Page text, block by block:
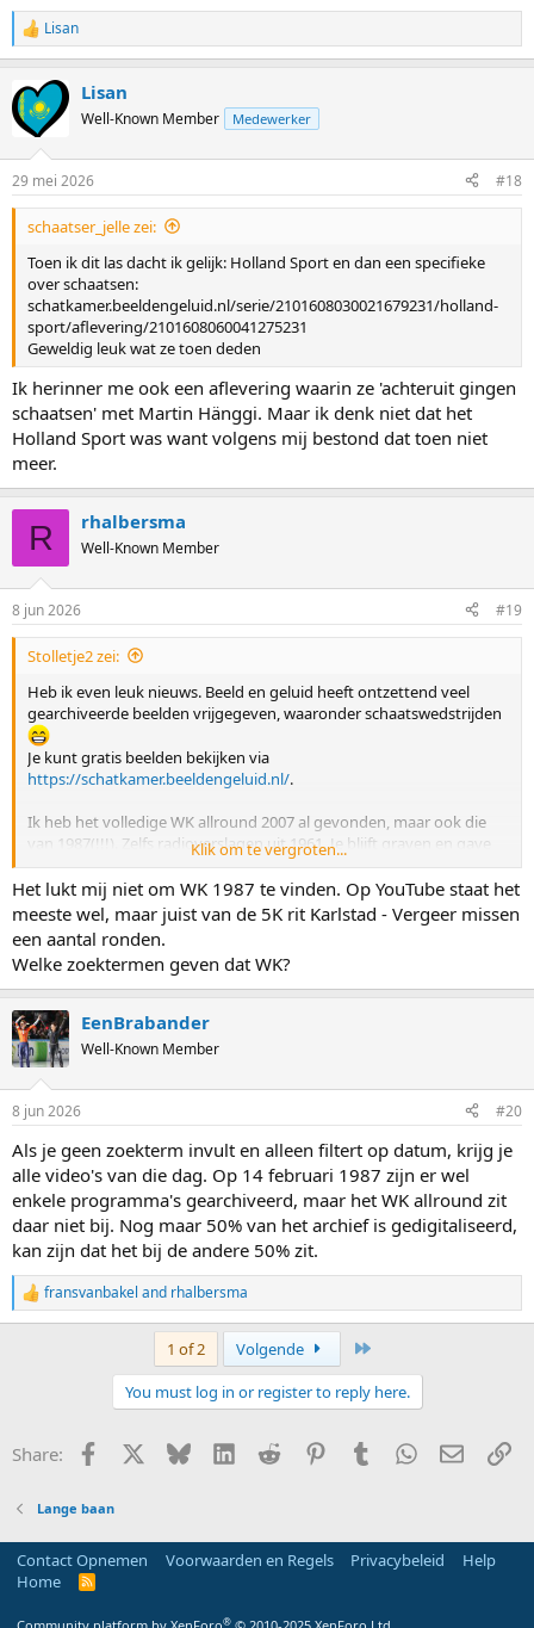
R
e
c
t
i
s
:
Lisan
Lisan
Well-Known Member Medewerker
29 mei 2026 #18
schaatser_jelle zei:
Toen ik dit las dacht ik gelijk: Holland Sport en dan een specifieke
over schaatsen:
schatkamer.beeldengeluid.nl/serie/2101608030021679231/holland-
sport/aflevering/2101608060041275231
Geweldig leuk wat ze toen deden
Ik herinner me ook een aflevering waarin ze 'achteruit gingen
schaatsen' met Martin Hänggi. Maar ik denk niet dat het
Holland Sport was want volgens mij bestond dat toen niet
meer.
R rhalbersma
Well-Known Member
8 jun 2026 #19
Stolletje2 zei:
Heb ik even leuk nieuws. Beeld en geluid heeft ontzettend veel
gearchiveerde beelden vrijgegeven, waaronder schaatswedstrijden
Je kunt gratis beelden bekijken via
https://schatkamer.beeldengeluid.nl/.
Ik heb het volledige WK allround 2007 al gevonden, maar ook die
van 1987(!!!). Zelfs radioverslagen uit 1961. Je blijft graven en gave
dingen vinden. Je kunt voor nu nog niet downloaden, maar
waarschijnlijk kan dat op termijn wel.
Holland sport 2005 met Kramer en Wust
Klik om te vergroten...
Het lukt mij niet om WK 1987 te vinden. Op YouTube staat het
meeste wel, maar juist van de 5K rit Karlstad - Vergeer missen
een aantal ronden.
Welke zoektermen geven dat WK?
EenBrabander
Well-Known Member
8 jun 2026 #20
Als je geen zoekterm invult en alleen filtert op datum, krijg je
alle video's van die dag. Op 14 februari 1987 zijn er wel
enkele programma's gearchiveerd, maar het WK allround zit
daar niet bij. Nog maar 50% van het archief is gedigitaliseerd,
kan zijn dat het bij de andere 50% zit.
R
e
s
fransvanbakel and rhalbersma
1 of 2 Volgende
You must log in or register to reply here.
Share: Facebook Bluesky LinkedInReddit PinterestTumblrWhatsApp
E-mail
Lange baan
Contact Opnemen Voorwaarden en Regels Privacybeleid
Help
Home
R
®